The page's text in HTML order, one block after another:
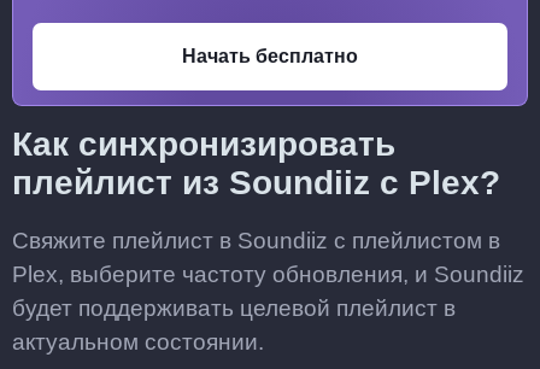
Начать бесплатно
Как синхронизировать
плейлист из Soundiiz с Plex?
Свяжите плейлист в Soundiiz с плейлистом в
Plex, выберите частоту обновления, и Soundiiz
будет поддерживать целевой плейлист в
актуальном состоянии.